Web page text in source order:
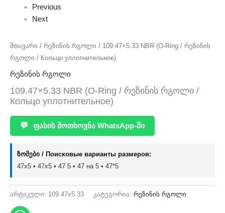
Previous
Next
მთავარი / რეზინის რგოლი / 109.47×5.33 NBR (O-Ring / რეზინის
რგოლი / Кольцо уплотнительное)
რეზინის რგოლი
109.47×5.33 NBR (O-Ring / რეზინის რგოლი /
Кольцо уплотнительное)
💬 ფასის მოთხოვნა WhatsApp-ში
ზომები / Поисковые варианты размеров:
47x5 • 47х5 • 47 5 • 47 на 5 • 47*5
არტიკული: 109.47x5.33 კატეგორია: რეზინის რგოლი